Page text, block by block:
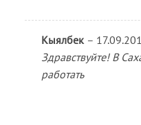
Кыялбек –
Здравствуйте! В
работать